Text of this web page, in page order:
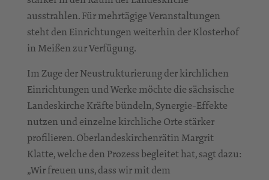
ausstrahlen. Für mehrtägige Veranstaltungen
steht den Einrichtungen weiterhin der Klosterhof
in Meißen zur Verfügung.
Im Zuge der Neustrukturierung der kirchlichen
Einrichtungen und Werke möchte die sächsische
Landeskirche Kräfte bündeln, Synergie-Effekte
nutzen und einzelne kirchliche Orte stärker
profilieren. Oberlandeskirchenrätin Margrit
Klatte, welche den Prozess begleitet hat, sagt dazu:
„Wir freuen uns, dass wir mit dem